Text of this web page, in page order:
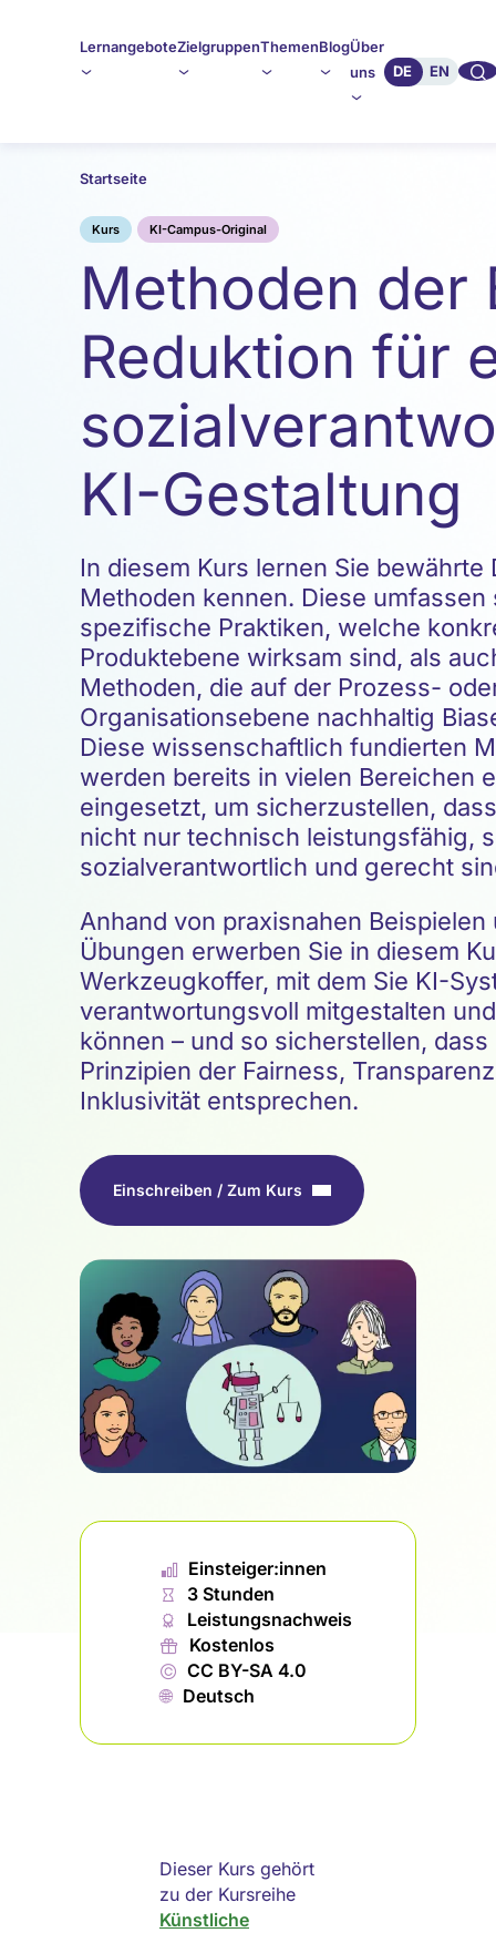
LernangeboteZielgruppenThemenBlogÜber
uns
DE EN 🔍︎︎
Startseite
Kurs KI-Campus-Original
Methoden der
Reduktion für
KI-Gestaltung
In diesem Kurs lernen Sie bewährte
Methoden kennen. Diese umfassen
spezifische Praktiken, welche
Produktebene wirksam sind, als
Methoden, die auf der Prozess-
Organisationsebene nachhaltig
Diese wissenschaftlich fundierten
werden bereits in vielen Bereichen
eingesetzt, um sicherzustellen,
nicht nur technisch leistungsfähig,
sozialverantwortlich und gerecht
Anhand von praxisnahen Beispielen
Übungen erwerben Sie in diesem
Werkzeugkoffer, mit dem Sie KI-
verantwortungsvoll mitgestalten
können – und so sicherstellen, dass
Prinzipien der Fairness,
Inklusivität entsprechen.
Einschreiben / Zum Kurs
📊︎ Einsteiger:innen
⏱
3 Stunden
🏅︎
Leistungsnachweis
🎁︎ Kostenlos
© CC BY-SA 4.0
🌐︎ Deutsch
Dieser Kurs gehört
zu der Kursreihe
Künstliche